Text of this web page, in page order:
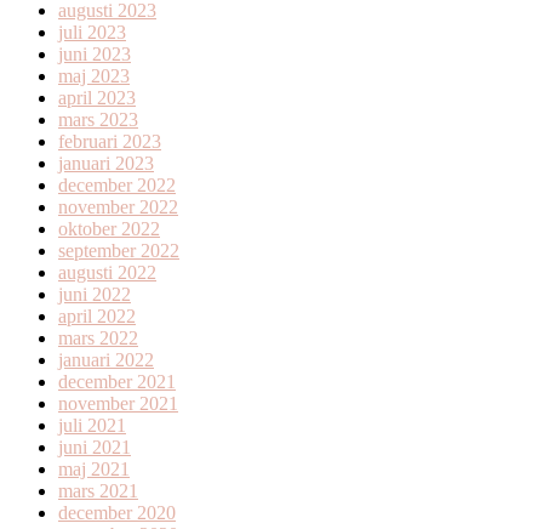
augusti 2023
juli 2023
juni 2023
maj 2023
april 2023
mars 2023
februari 2023
januari 2023
december 2022
november 2022
oktober 2022
september 2022
augusti 2022
juni 2022
april 2022
mars 2022
januari 2022
december 2021
november 2021
juli 2021
juni 2021
maj 2021
mars 2021
december 2020